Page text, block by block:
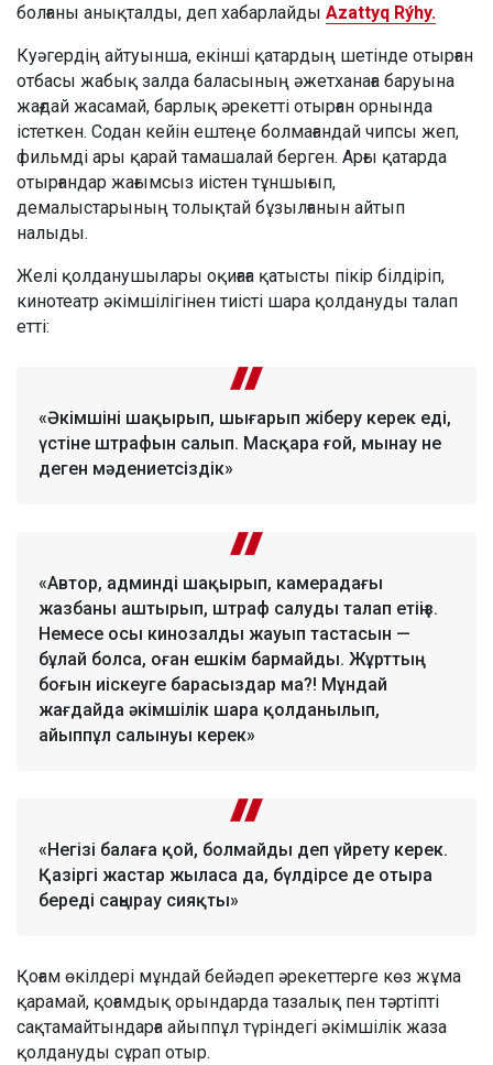
болғаны анықталды, деп хабарлайды Azattyq Rýhy.
Куәгердің айтуынша, екінші қатардың шетінде отырған
отбасы жабық залда баласының әжетханаға баруына
жағдай жасамай, барлық әрекетті отырған орнында
істеткен. Содан кейін ештеңе болмағандай чипсы жеп,
фильмді ары қарай тамашалай берген. Арғы қатарда
отырғандар жағымсыз иістен тұншығып,
демалыстарының толықтай бұзылғанын айтып
налыды.
Желі қолданушылары оқиғаға қатысты пікір білдіріп,
кинотеатр әкімшілігінен тиісті шара қолдануды талап
етті:
«Әкімшіні шақырып, шығарып жіберу керек еді,
үстіне штрафын салып. Масқара ғой, мынау не
деген мәдениетсіздік»
«Автор, админді шақырып, камерадағы
жазбаны аштырып, штраф салуды талап етіңіз.
Немесе осы кинозалды жауып тастасын —
бұлай болса, оған ешкім бармайды. Жұрттың
боғын иіскеуге барасыздар ма?! Мұндай
жағдайда әкімшілік шара қолданылып,
айыппұл салынуы керек»
«Негізі балаға қой, болмайды деп үйрету керек.
Қазіргі жастар жыласа да, бүлдірсе де отыра
береді саңырау сияқты»
Қоғам өкілдері мұндай бейәдеп әрекеттерге көз жұма
қарамай, қоғамдық орындарда тазалық пен тәртіпті
сақтамайтындарға айыппұл түріндегі әкімшілік жаза
қолдануды сұрап отыр.